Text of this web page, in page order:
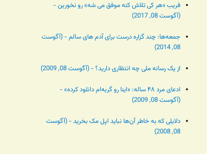
فریب «هر کی تلاش کنه موفق می شه» رو نخورین -
(آگوست 08, 2017)
جمعه‌ها: چند گزاره درست برای آدم های سالم - (آگوست
08, 2014)
از یک رسانه ملی چه انتظاری دارید؟ - (آگوست 08, 2009)
ادعای مرد ۴۸ ساله: «اینا رو گربه‌ام دانلود کرده» -
(آگوست 08, 2009)
دلایلی که به خاطر آن‌ها نباید اپل مک بخرید - (آگوست
08, 2008)